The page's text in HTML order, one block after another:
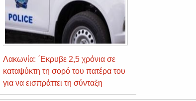
Λακωνία: ΄Εκρυβε 2,5 χρόνια σε
καταψύκτη τη σορό του πατέρα του
για να εισπράττει τη σύνταξη